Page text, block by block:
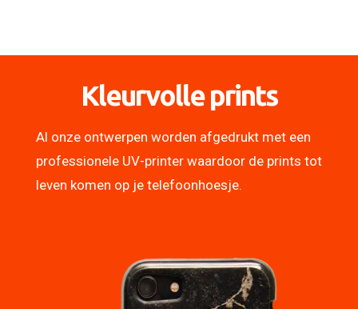
Kleurvolle prints
Al onze ontwerpen worden afgedrukt met een
professionele UV-printer waardoor de prints tot
leven komen op je telefoonhoesje.